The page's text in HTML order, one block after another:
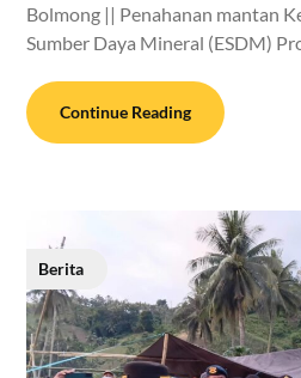
Bolmong || Penahanan mantan
Sumber Daya Mineral (ESDM)
Continue Reading
Berita